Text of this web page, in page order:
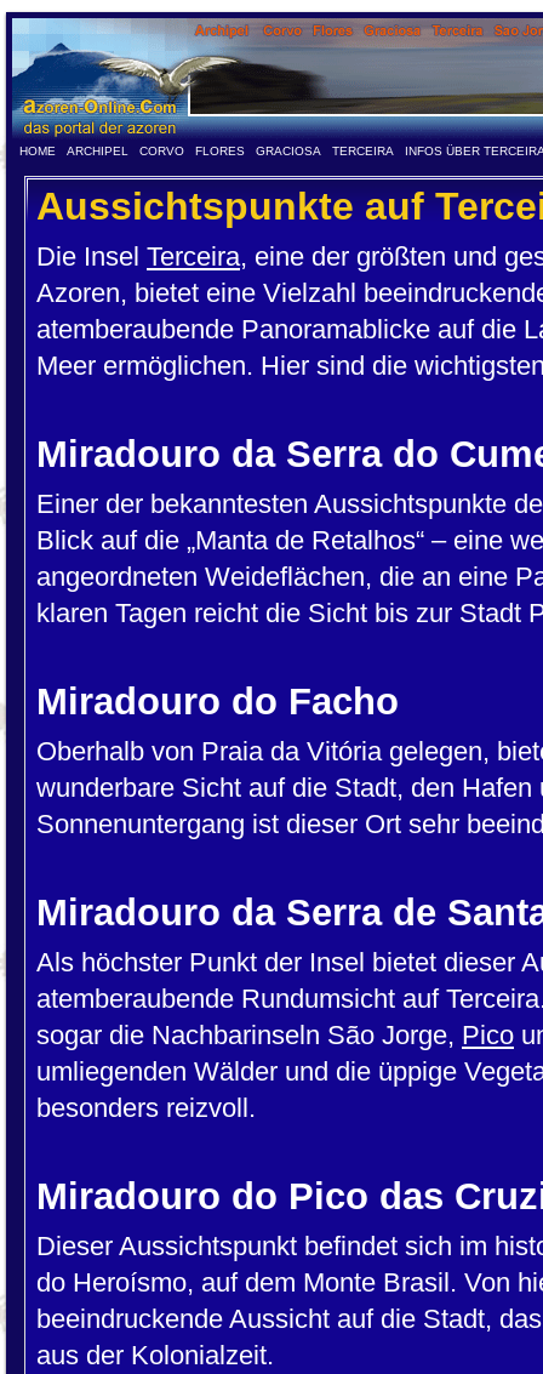
HOME ARCHIPEL CORVO FLORES GRACIOSA TERCEIRA INFOS ÜBER
Aussichtspunkte auf
Die Insel Terceira, eine der größten und
Azoren, bietet eine Vielzahl
atemberaubende Panoramablicke auf die
Meer ermöglichen. Hier sind die
Miradouro da Serra do
Einer der bekanntesten Aussichtspunkte
Blick auf die „Manta de Retalhos“ – eine
angeordneten Weideflächen, die an eine
klaren Tagen reicht die Sicht bis zur Stadt
Miradouro do Facho
Oberhalb von Praia da Vitória gelegen,
wunderbare Sicht auf die Stadt, den
Sonnenuntergang ist dieser Ort sehr
Miradouro da Serra de
Als höchster Punkt der Insel bietet dieser
atemberaubende Rundumsicht auf
sogar die Nachbarinseln São Jorge, Pico
umliegenden Wälder und die üppige
besonders reizvoll.
Miradouro do Pico das
Dieser Aussichtspunkt befindet sich im
do Heroísmo, auf dem Monte Brasil. Von
beeindruckende Aussicht auf die Stadt,
aus der Kolonialzeit.